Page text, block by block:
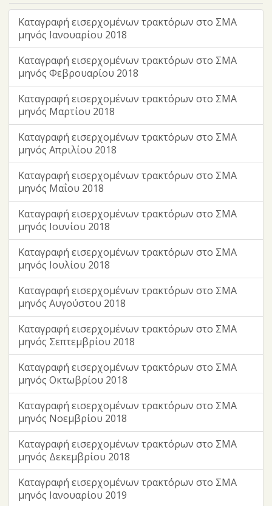
Καταγραφή εισερχομένων τρακτόρων στο ΣΜΑ
μηνός Ιανουαρίου 2018
Καταγραφή εισερχομένων τρακτόρων στο ΣΜΑ
μηνός Φεβρουαρίου 2018
Καταγραφή εισερχομένων τρακτόρων στο ΣΜΑ
μηνός Μαρτίου 2018
Καταγραφή εισερχομένων τρακτόρων στο ΣΜΑ
μηνός Απριλίου 2018
Καταγραφή εισερχομένων τρακτόρων στο ΣΜΑ
μηνός Μαΐου 2018
Καταγραφή εισερχομένων τρακτόρων στο ΣΜΑ
μηνός Ιουνίου 2018
Καταγραφή εισερχομένων τρακτόρων στο ΣΜΑ
μηνός Ιουλίου 2018
Καταγραφή εισερχομένων τρακτόρων στο ΣΜΑ
μηνός Αυγούστου 2018
Καταγραφή εισερχομένων τρακτόρων στο ΣΜΑ
μηνός Σεπτεμβρίου 2018
Καταγραφή εισερχομένων τρακτόρων στο ΣΜΑ
μηνός Οκτωβρίου 2018
Καταγραφή εισερχομένων τρακτόρων στο ΣΜΑ
μηνός Νοεμβρίου 2018
Καταγραφή εισερχομένων τρακτόρων στο ΣΜΑ
μηνός Δεκεμβρίου 2018
Καταγραφή εισερχομένων τρακτόρων στο ΣΜΑ
μηνός Ιανουαρίου 2019